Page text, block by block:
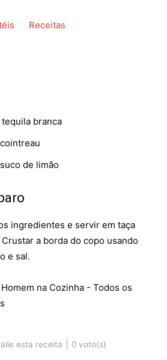
Receitas
branca
de limão
ingredientes e servir em taça
a borda do copo usando
e sal.
na Cozinha - Todos os
esta receita 0 voto(s)